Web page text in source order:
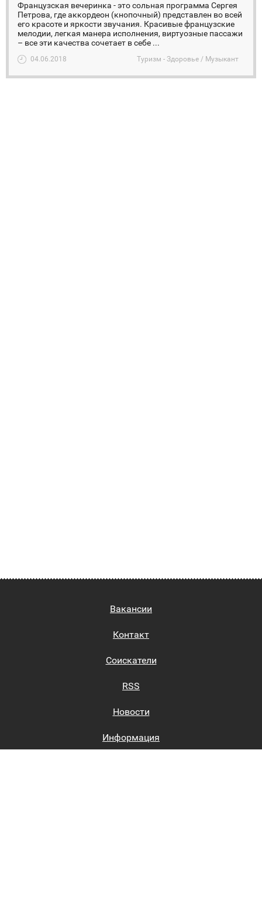
Французская вечеринка - это сольная программа Сергея
Петрова, где аккордеон (кнопочный) представлен во всей
его красоте и яркости звучания. Красивые французские
мелодии, легкая манера исполнения, виртуозные пассажи
– все эти качества сочетает в себе ...
04.06.2018 Туризм - Здоровье / Музыкант
Вакансии
Контакт
Соискатели
RSS
Новости
Информация